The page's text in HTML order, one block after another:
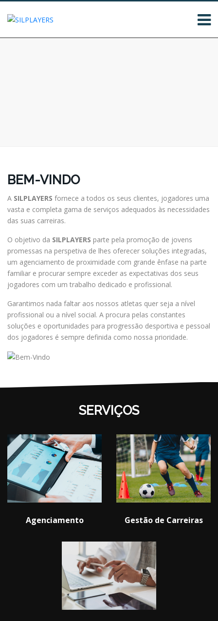
BEM-VINDO
A SILPLAYERS fornece a todos os seus clientes, jogadores uma
vasta e completa gama de serviços adequados às necessidades
das suas carreiras.
O objetivo da SILPLAYERS parte pela promoção de jovens
promessas na perspetiva de lhes oferecer soluções integradas,
um agenciamento de proximidade com grande ênfase na parte
familiar e procurar sempre exceder as expectativas dos seus
jogadores com um trabalho dedicado e profissional.
Garantimos nada faltar aos nossos atletas quer seja a nível
profissional ou a nível social. A procura pelas constantes
soluções e oportunidades para progressão desportiva e pessoal
dos jogadores é sempre definida como nossa prioridade.
SERVIÇOS
Agenciamento Gestão de Carreiras